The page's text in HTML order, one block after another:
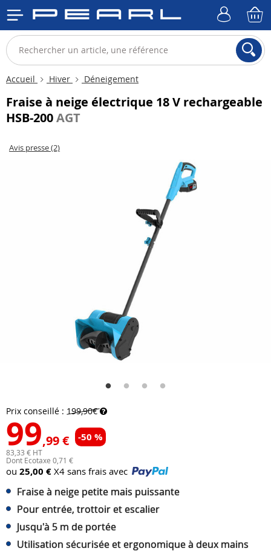
Accueil Hiver Déneigement
Fraise à neige électrique 18 V rechargeable
HSB-200AGT
Avis presse (2)
Prix conseillé : 199,90€
99,99 € -50 %
83,33 € HT
Dont Ecotaxe 0,71 €
ou 25,00 € X4 sans frais avec
Fraise à neige petite mais puissante
Pour entrée, trottoir et escalier
Jusqu'à 5 m de portée
Utilisation sécurisée et ergonomique à deux mains